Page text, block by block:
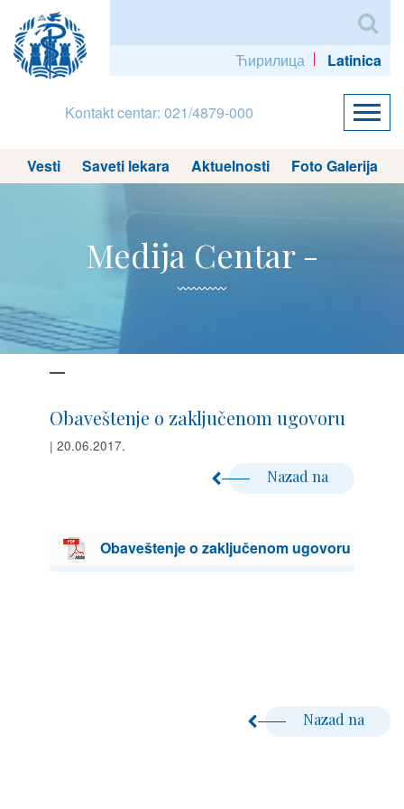
Ћирилица Latinica
Kontakt centar: 021/4879-000
Vesti Saveti lekara Aktuelnosti Foto Galerija
Medija Centar -
Obaveštenje o zaključenom ugovoru
| 20.06.2017.
Nazad na
Obaveštenje o zaključenom ugovoru
Nazad na